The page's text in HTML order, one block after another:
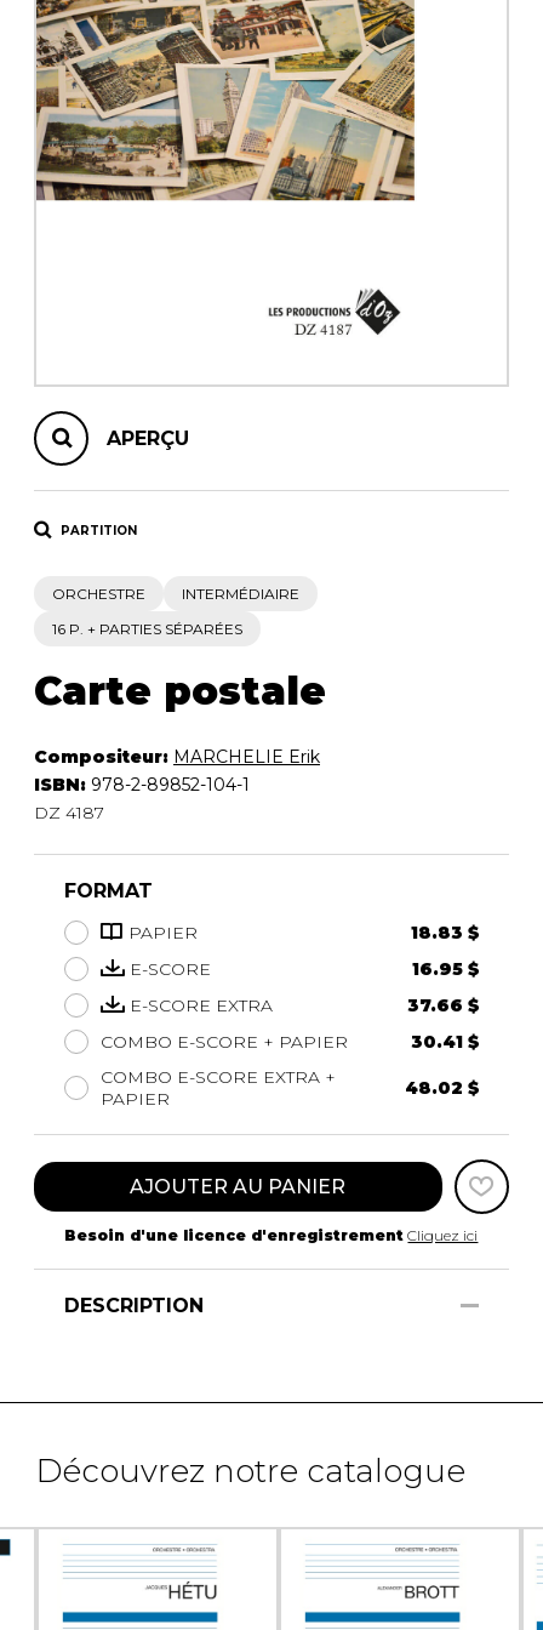
AUTRES PRODUITS
APERÇU
PARTITION
ORCHESTRE
INTERMÉDIAIRE
16 P. + PARTIES SÉPARÉES
Carte postale
Compositeur: MARCHELIE Erik
ISBN: 978-2-89852-104-1
DZ 4187
FORMAT
PAPIER
18.83 $
E-SCORE
16.95 $
E-SCORE EXTRA
37.66 $
COMBO E-SCORE + PAPIER
30.41 $
COMBO E-SCORE EXTRA +
PAPIER
48.02 $
AJOUTER AU PANIER
Besoin d'une licence d'enregistrement Cliquez ici
DESCRIPTION
Découvrez notre catalogue